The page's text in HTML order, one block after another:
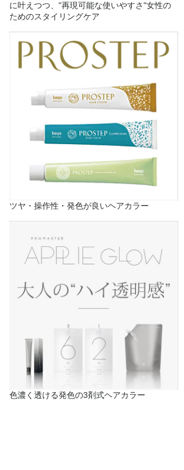
に叶えつつ、"再現可能な使いやすさ"女性の
ためのスタイリングケア
ツヤ・操作性・発色が良いヘアカラー
色濃く透ける発色の3剤式ヘアカラー